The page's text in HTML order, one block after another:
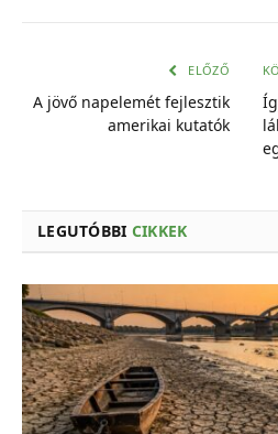
ELŐZŐ
A jövő napelemét fejlesztik
amerikai kutatók
LEGUTÓBBI CIKKEK